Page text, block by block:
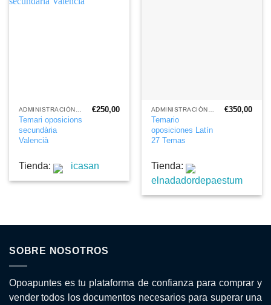
ADMINISTRACIÓN PÚBLICA
Temari oposicions
secundària
Valencià
€250,00
Tienda: icasan
ADMINISTRACIÓN PÚBLICA
Temario
oposiciones Latín
27 Temas
€350,00
Tienda:
elnadadordepaestum
SOBRE NOSOTROS
Opoapuntes es tu plataforma de confianza para comprar y
vender todos los documentos necesarios para superar una